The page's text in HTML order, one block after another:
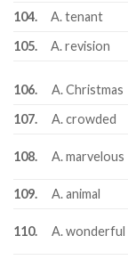
104. A. tenant
105.
A. revision
106. A. Christmas
107.
A. crowded
108. A. marvelous
109. A. animal
110. A. wonderful